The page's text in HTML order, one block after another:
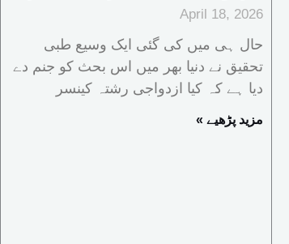
April 18, 2026
حال ہی میں کی گئی ایک وسیع طبی
تحقیق نے دنیا بھر میں اس بحث کو جنم دے
دیا ہے کہ کیا ازدواجی رشتہ کینسر
« مزید پڑھیے